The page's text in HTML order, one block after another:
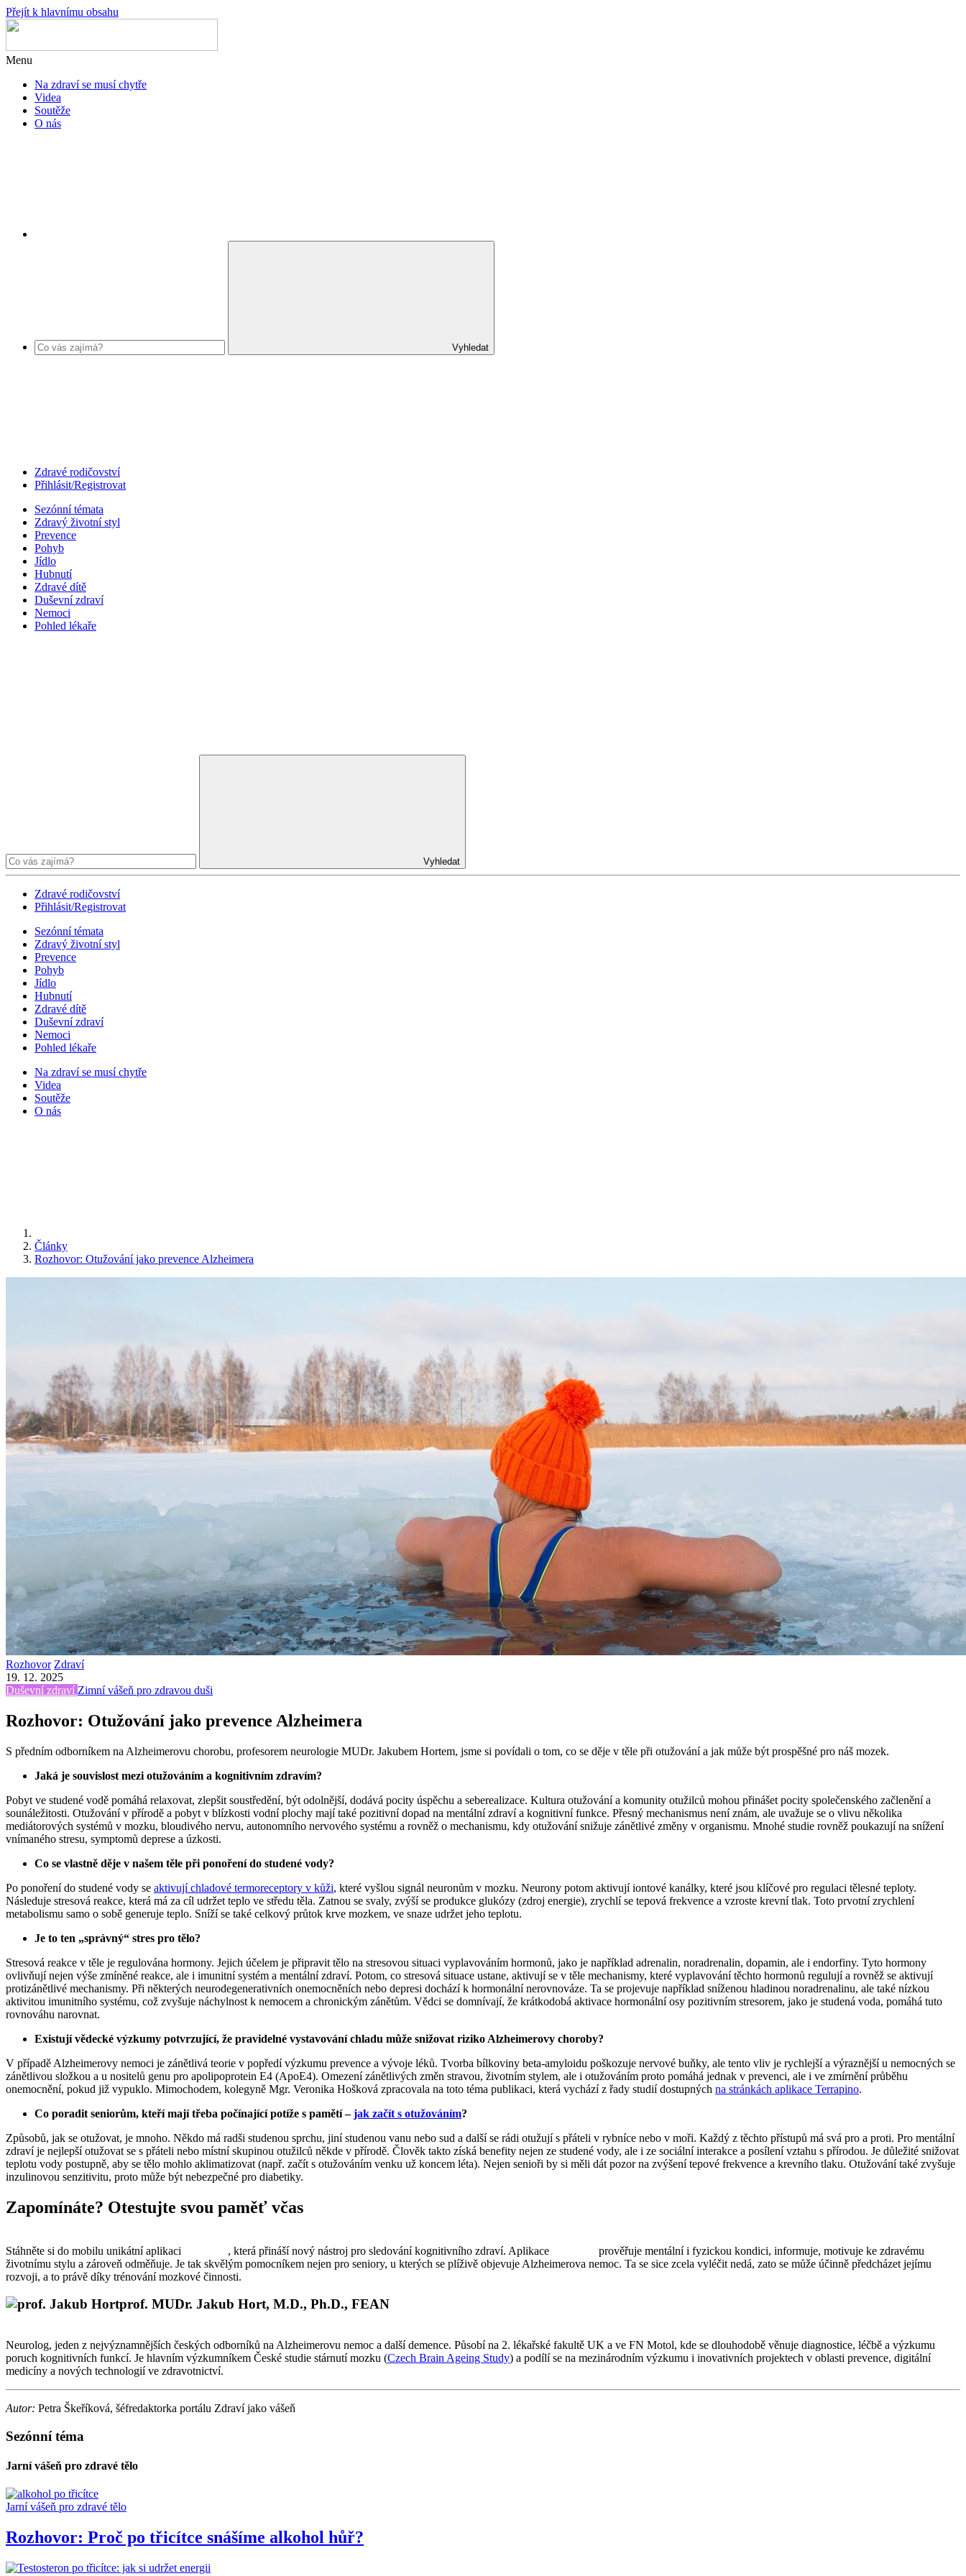
Přejít k hlavnímu obsahu
Menu
Na zdraví se musí chytře
Videa
Soutěže
O nás
Vyhledat
Zdravé rodičovství
Přihlásit/Registrovat
Sezónní témata
Zdravý životní styl
Prevence
Pohyb
Jídlo
Hubnutí
Zdravé dítě
Duševní zdraví
Nemoci
Pohled lékaře
Vyhledat
Zdravé rodičovství
Přihlásit/Registrovat
Sezónní témata
Zdravý životní styl
Prevence
Pohyb
Jídlo
Hubnutí
Zdravé dítě
Duševní zdraví
Nemoci
Pohled lékaře
Na zdraví se musí chytře
Videa
Soutěže
O nás
Články
Rozhovor: Otužování jako prevence Alzheimera
Rozhovor Zdraví
19. 12. 2025
Duševní zdraví Zimní vášeň pro zdravou duši
Rozhovor: Otužování jako prevence Alzheimera
S předním odborníkem na Alzheimerovu chorobu, profesorem neurologie MUDr. Jakubem Hortem, jsme si povídali o tom, co se děje v těle při otužování a jak může být prospěšné pro náš mozek.
Jaká je souvislost mezi otužováním a kognitivním zdravím?
Pobyt ve studené vodě pomáhá relaxovat, zlepšit soustředění, být odolnější, dodává pocity úspěchu a seberealizace. Kultura otužování a komunity otužilců mohou přinášet pocity společenského začlenění a
sounáležitosti. Otužování v přírodě a pobyt v blízkosti vodní plochy mají také pozitivní dopad na mentální zdraví a kognitivní funkce. Přesný mechanismus není znám, ale uvažuje se o vlivu několika
mediátorových systémů v mozku, bloudivého nervu, autonomního nervového systému a rovněž o mechanismu, kdy otužování snižuje zánětlivé změny v organismu. Mnohé studie rovněž poukazují na snížení
vnímaného stresu, symptomů deprese a úzkosti.
Co se vlastně děje v našem těle při ponoření do studené vody?
Po ponoření do studené vody se aktivují chladové termoreceptory v kůži, které vyšlou signál neuronům v mozku. Neurony potom aktivují iontové kanálky, které jsou klíčové pro regulaci tělesné teploty.
Následuje stresová reakce, která má za cíl udržet teplo ve středu těla. Zatnou se svaly, zvýší se produkce glukózy (zdroj energie), zrychlí se tepová frekvence a vzroste krevní tlak. Toto prvotní zrychlení
metabolismu samo o sobě generuje teplo. Sníží se také celkový průtok krve mozkem, ve snaze udržet jeho teplotu.
Je to ten „správný“ stres pro tělo?
Stresová reakce v těle je regulována hormony. Jejich účelem je připravit tělo na stresovou situaci vyplavováním hormonů, jako je například adrenalin, noradrenalin, dopamin, ale i endorfiny. Tyto hormony
ovlivňují nejen výše zmíněné reakce, ale i imunitní systém a mentální zdraví. Potom, co stresová situace ustane, aktivují se v těle mechanismy, které vyplavování těchto hormonů regulují a rovněž se aktivují
protizánětlivé mechanismy. Při některých neurodegenerativních onemocněních nebo depresi dochází k hormonální nerovnováze. Ta se projevuje například sníženou hladinou noradrenalinu, ale také nízkou
aktivitou imunitního systému, což zvyšuje náchylnost k nemocem a chronickým zánětům. Vědci se domnívají, že krátkodobá aktivace hormonální osy pozitivním stresorem, jako je studená voda, pomáhá tuto
rovnováhu narovnat.
Existují vědecké výzkumy potvrzující, že pravidelné vystavování chladu může snižovat riziko Alzheimerovy choroby?
V případě Alzheimerovy nemoci je zánětlivá teorie v popředí výzkumu prevence a vývoje léků. Tvorba bílkoviny beta-amyloidu poškozuje nervové buňky, ale tento vliv je rychlejší a výraznější u nemocných se
zánětlivou složkou a u nositelů genu pro apolipoprotein E4 (ApoE4). Omezení zánětlivých změn stravou, životním stylem, ale i otužováním proto pomáhá jednak v prevenci, ale i ve zmírnění průběhu
onemocnění, pokud již vypuklo. Mimochodem, kolegyně Mgr. Veronika Hošková zpracovala na toto téma publikaci, která vychází z řady studií dostupných na stránkách aplikace Terrapino.
Co poradit seniorům, kteří mají třeba počínající potíže s pamětí –jak začít s otužováním?
Způsobů, jak se otužovat, je mnoho. Někdo má radši studenou sprchu, jiní studenou vanu nebo sud a další se rádi otužují s přáteli v rybníce nebo v moři. Každý z těchto přístupů má svá pro a proti. Pro mentální
zdraví je nejlepší otužovat se s přáteli nebo místní skupinou otužilců někde v přírodě. Člověk takto získá benefity nejen ze studené vody, ale i ze sociální interakce a posílení vztahu s přírodou. Je důležité snižovat
teplotu vody postupně, aby se tělo mohlo aklimatizovat (např. začít s otužováním venku už koncem léta). Nejen senioři by si měli dát pozor na zvýšení tepové frekvence a krevního tlaku. Otužování také zvyšuje
inzulinovou senzitivitu, proto může být nebezpečné pro diabetiky.
Zapomínáte? Otestujte svou paměť včas
Stáhněte si do mobilu unikátní aplikaci , která přináší nový nástroj pro sledování kognitivního zdraví. Aplikace
prověřuje mentální i fyzickou kondici, informuje, motivuje ke zdravému
životnímu stylu a zároveň odměňuje. Je tak skvělým pomocníkem nejen pro seniory, u kterých se plíživě objevuje Alzheimerova nemoc. Ta se sice zcela vyléčit nedá, zato se může účinně předcházet jejímu
rozvoji, a to právě díky trénování mozkové činnosti.
prof. MUDr. Jakub Hort, M.D., Ph.D., FEAN
Neurolog, jeden z nejvýznamnějších českých odborníků na Alzheimerovu nemoc a další demence. Působí na 2. lékařské fakultě UK a ve FN Motol, kde se dlouhodobě věnuje diagnostice, léčbě a výzkumu
poruch kognitivních funkcí. Je hlavním výzkumníkem České studie stárnutí mozku (Czech Brain Ageing Study) a podílí se na mezinárodním výzkumu i inovativních projektech v oblasti prevence, digitální
medicíny a nových technologií ve zdravotnictví.
Autor: Petra Škeříková, šéfredaktorka portálu Zdraví jako vášeň
Sezónní téma
Jarní vášeň pro zdravé tělo
Jarní vášeň pro zdravé tělo
Rozhovor: Proč po třicítce snášíme alkohol hůř?